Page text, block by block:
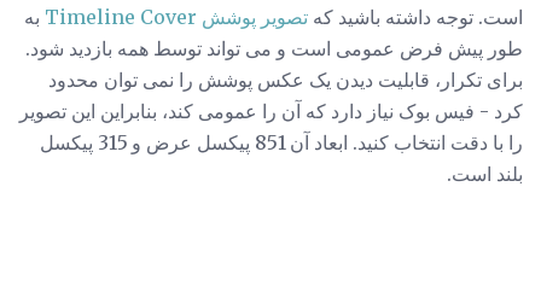
است. توجه داشته باشید که تصویر پوشش Timeline Cover
به
طور پیش فرض عمومی است و می تواند توسط همه بازدید شود.
برای تکرار، قابلیت دیدن یک عکس پوشش را نمی توان محدود
کرد - فیس بوک نیاز دارد که آن را عمومی کند، بنابراین این تصویر
را با دقت انتخاب کنید. ابعاد آن 851 پیکسل عرض و 315 پیکسل
بلند است.